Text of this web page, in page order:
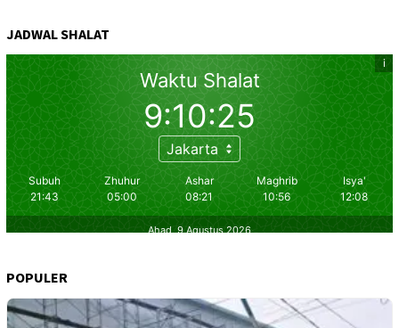
JADWAL SHALAT
POPULER